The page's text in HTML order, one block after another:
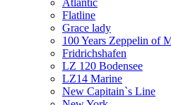
Atlantic
Flatline
Grace lady
100 Years Zeppelin of
Fridrichshafen
LZ 120 Bodensee
LZ14 Marine
New Capitain`s Line